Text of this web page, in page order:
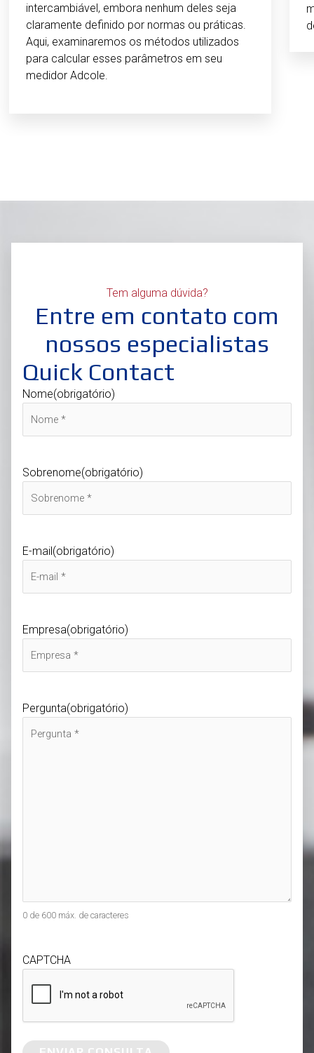
intercambiável, embora nenhum deles seja
claramente definido por normas ou práticas.
Aqui, examinaremos os métodos utilizados
para calcular esses parâmetros em seu
medidor Adcole.
Tem alguma dúvida?
Entre em contato com
nossos especialistas
Quick Contact
Nome(obrigatório)
Sobrenome(obrigatório)
E-mail (obrigatório)
Empresa(obrigatório)
Pergunta(obrigatório)
0 de 600 máx. de caracteres
CAPTCHA